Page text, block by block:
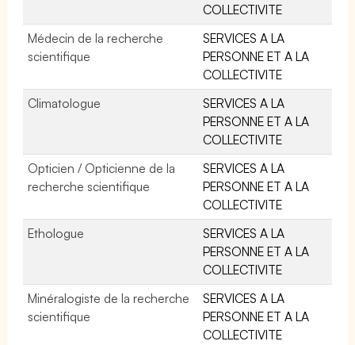
COLLECTIVITE
Médecin de la recherche
scientifique
SERVICES A LA
PERSONNE ET A LA
COLLECTIVITE
Climatologue
SERVICES A LA
PERSONNE ET A LA
COLLECTIVITE
Opticien / Opticienne de la
recherche scientifique
SERVICES A LA
PERSONNE ET A LA
COLLECTIVITE
Ethologue
SERVICES A LA
PERSONNE ET A LA
COLLECTIVITE
Minéralogiste de la recherche
scientifique
SERVICES A LA
PERSONNE ET A LA
COLLECTIVITE